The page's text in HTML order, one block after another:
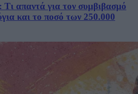
απαντά για τον συμβιβασμό
και το ποσό των 250.000